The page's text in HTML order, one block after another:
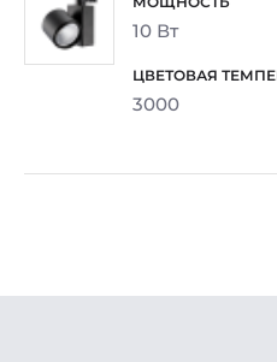
10 Вт
3000